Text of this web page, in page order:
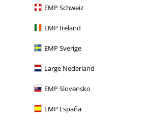
EMP Schweiz
EMP Ireland
EMP Sverige
Large Nederland
EMP Slovensko
EMP España
opciones